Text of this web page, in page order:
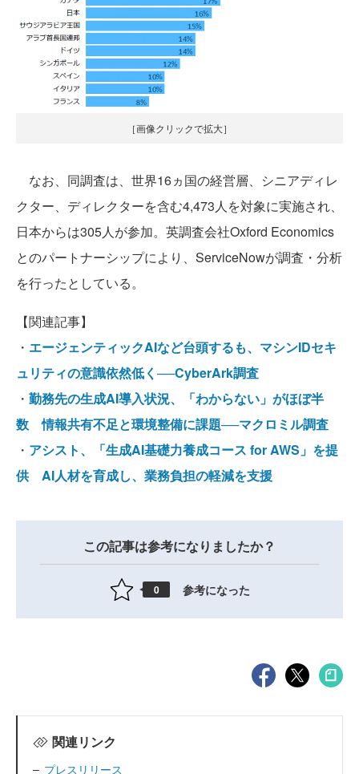
［画像クリックで拡大］
なお、同調査は、世界16ヵ国の経営層、シニアディレ
クター、ディレクターを含む4,473人を対象に実施され、
日本からは305人が参加。英調査会社Oxford Economics
とのパートナーシップにより、ServiceNowが調査・分析
を行ったとしている。
【関連記事】
・ エージェンティックAIなど台頭するも、マシンIDセキ
ュリティの意識依然低く──CyberArk調査
・ 勤務先の生成AI導入状況、「わからない」がほぼ半
数 情報共有不足と環境整備に課題──マクロミル調査
・ アシスト、「生成AI基礎力養成コース for AWS」を提
供 AI人材を育成し、業務負担の軽減を支援
この記事は参考になりましたか？
0 参考になった
関連リンク
プレスリリース